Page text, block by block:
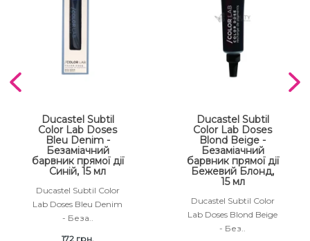
Ducastel Subtil
Color Lab Doses
Bleu Denim -
Безаміачний
барвник прямої дії
Синій, 15 мл
Ducastel Subtil Color
Lab Doses Bleu Denim
- Беза..
172 грн.
Ducastel Subtil
Color Lab Doses
Blond Beige -
Безаміачний
барвник прямої дії
Бежевий Блонд,
15 мл
Ducastel Subtil Color
Lab Doses Blond Beige
- Без..